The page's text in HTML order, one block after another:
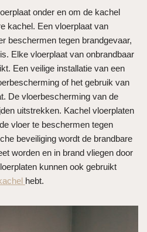
onder en om de kachel
kachel. Een vloerplaat van
beschermen tegen brandgevaar,
Elke vloerplaat van onbrandbaar
Een veilige installatie van een
of het gebruik van
De vloerbescherming van de
uitstrekken. Kachel vloerplaten
vloer te beschermen tegen
beveiliging wordt de brandbare
worden en in brand vliegen door
kunnen ook gebruikt
hebt.